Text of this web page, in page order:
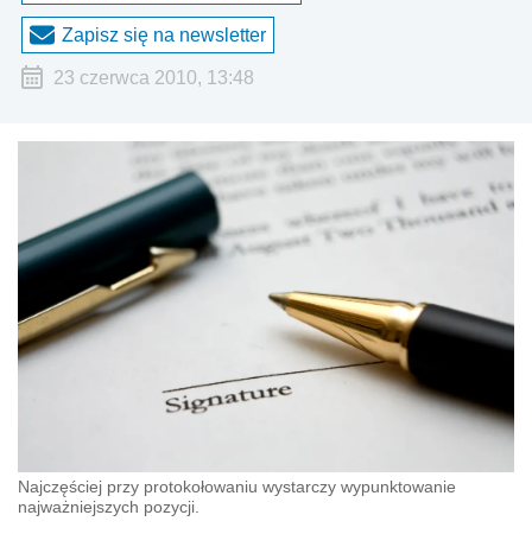
Zapisz się na newsletter
23 czerwca 2010, 13:48
Najczęściej przy protokołowaniu wystarczy wypunktowanie
najważniejszych pozycji.